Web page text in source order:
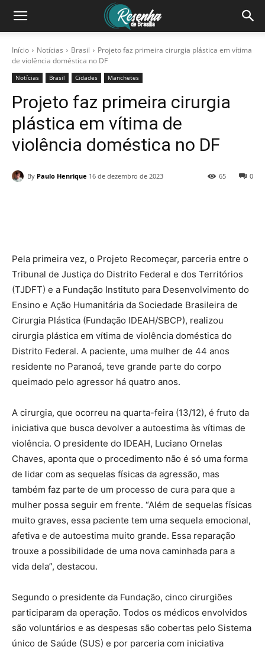
Início Notícias Brasil
Projeto faz primeira cirurgia plástica em vítima
de violência doméstica no DF
Notícias Brasil Cidades Manchetes
Projeto faz primeira cirurgia
plástica em vítima de
violência doméstica no DF
By Paulo Henrique 16 de dezembro de 2023 0
65
Pela primeira vez, o Projeto Recomeçar, parceria entre o
Tribunal de Justiça do Distrito Federal e dos Territórios
(TJDFT) e a Fundação Instituto para Desenvolvimento do
Ensino e Ação Humanitária da Sociedade Brasileira de
Cirurgia Plástica (Fundação IDEAH/SBCP), realizou
cirurgia plástica em vítima de violência doméstica do
Distrito Federal. A paciente, uma mulher de 44 anos
residente no Paranoá, teve grande parte do corpo
queimado pelo agressor há quatro anos.
A cirurgia, que ocorreu na quarta-feira (13/12), é fruto da
iniciativa que busca devolver a autoestima às vítimas de
violência. O presidente do IDEAH, Luciano Ornelas
Chaves, aponta que o procedimento não é só uma forma
de lidar com as sequelas físicas da agressão, mas
também faz parte de um processo de cura para que a
mulher possa seguir em frente. “Além de sequelas físicas
muito graves, essa paciente tem uma sequela emocional,
afetiva e de autoestima muito grande. Essa reparação
trouxe a possibilidade de uma nova caminhada para a
vida dela”, destacou.
Segundo o presidente da Fundação, cinco cirurgiões
participaram da operação. Todos os médicos envolvidos
são voluntários e as despesas são cobertas pelo Sistema
único de Saúde (SUS) e por parceria com iniciativa